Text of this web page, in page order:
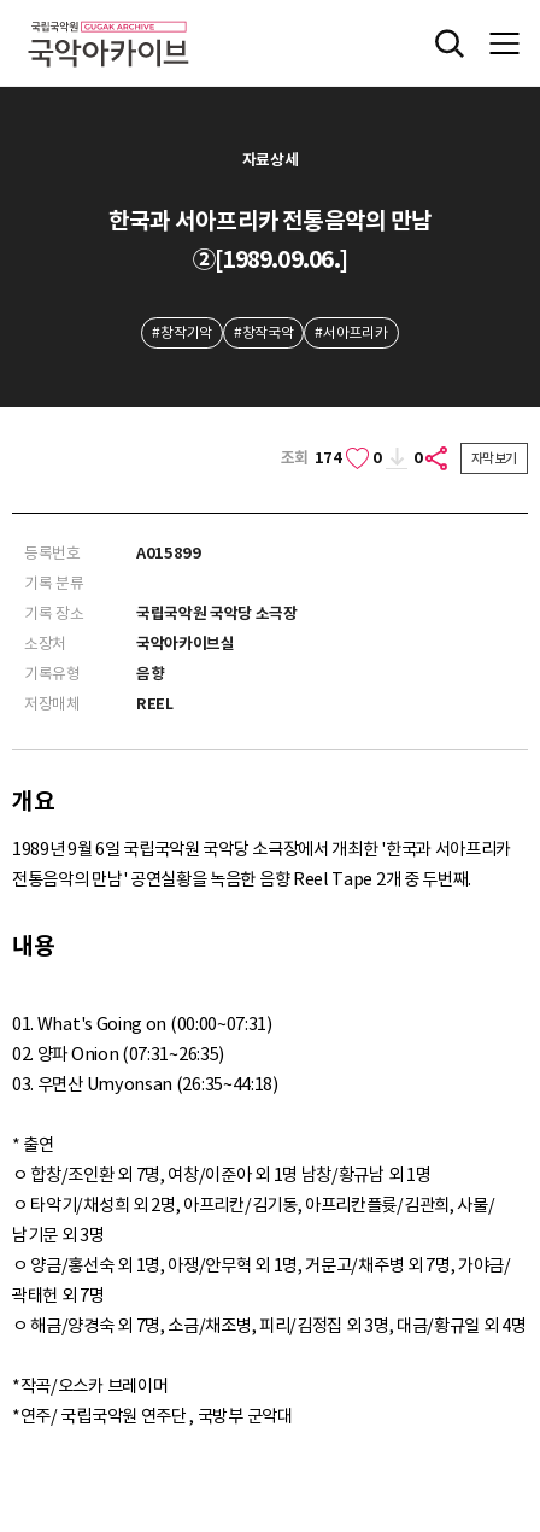
자료상세
한국과 서아프리카 전통음악의 만남
②[1989.09.06.]
#창작기악 #창작국악 #서아프리카
조회 174 0 0 자막보기
등록번호
A015899
기록 분류
기록 장소
국립국악원 국악당 소극장
소장처
국악아카이브실
기록유형
음향
저장매체
REEL
개요
1989년 9월 6일 국립국악원 국악당 소극장에서 개최한 '한국과 서아프리카
전통음악의 만남' 공연실황을 녹음한 음향 Reel Tape 2개 중 두번째.
내용
01. What's Going on (00:00~07:31)
02. 양파 Onion (07:31~26:35)
03. 우면산 Umyonsan (26:35~44:18)
* 출연
ㅇ 합창/조인환 외 7명, 여창/이준아 외 1명 남창/황규남 외 1명
ㅇ 타악기/채성희 외 2명, 아프리칸/김기동, 아프리칸플륫/김관희, 사물/
남기문 외 3명
ㅇ 양금/홍선숙 외 1명, 아쟁/안무혁 외 1명, 거문고/채주병 외 7명, 가야금/
곽태헌 외 7명
ㅇ 해금/양경숙 외 7명, 소금/채조병, 피리/김정집 외 3명, 대금/황규일 외 4명
*작곡/오스카 브레이머
*연주/ 국립국악원 연주단 , 국방부 군악대